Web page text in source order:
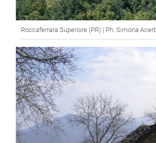
Roccaferrara Superiore (PR) | Ph. Simona